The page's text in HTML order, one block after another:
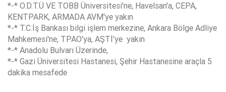
*-* O.D.T.Ü VE TOBB Üniversitesi'ne, Havelsan'a, CEPA,
KENTPARK, ARMADA AVM'ye yakın
*-* T.C.İş Bankası bilgi işlem merkezine, Ankara Bölge Adliye
Mahkemesi'ne, TPAO'ya, AŞTİ'ye yakın
*-* Anadolu Bulvarı Üzerinde,
*-* Gazi Üniversitesi Hastanesi, Şehir Hastanesine araçla 5
dakika mesafede